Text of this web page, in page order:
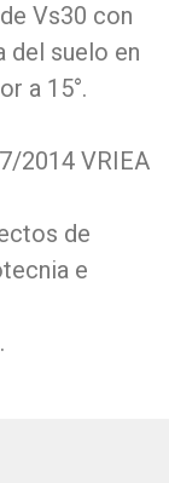
Vs30 con
del suelo en
a 15°.
2014 VRIEA
de
e